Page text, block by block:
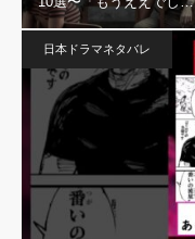
日本ドラマネタバレ